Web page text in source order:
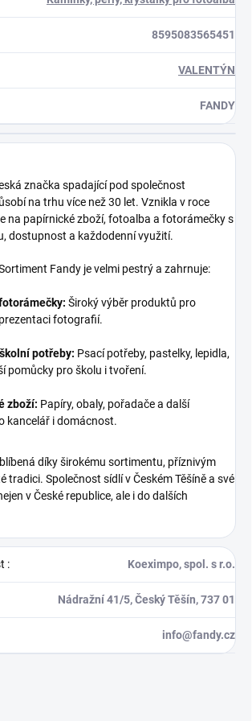
8595083565451
VALENTÝN
FANDY
značka spadající pod společnost
na trhu více než 30 let. Vznikla v roce
na papírnické zboží, fotoalba a fotorámečky s
dostupnost a každodenní využití.
Fandy je velmi pestrý a zahrnuje:
Široký výběr produktů pro
fotografií.
potřeby: Psací potřeby, pastelky, lepidla,
pomůcky pro školu i tvoření.
zboží: Papíry, obaly, pořadače a další
kancelář i domácnost.
díky širokému sortimentu, příznivým
tradici. Společnost sídlí v Českém Těšíně a své
v České republice, ale i do dalších
: Koeximpo, spol. s r.o.
Nádražní 41/5, Český Těšín, 737 01
info@fandy.cz